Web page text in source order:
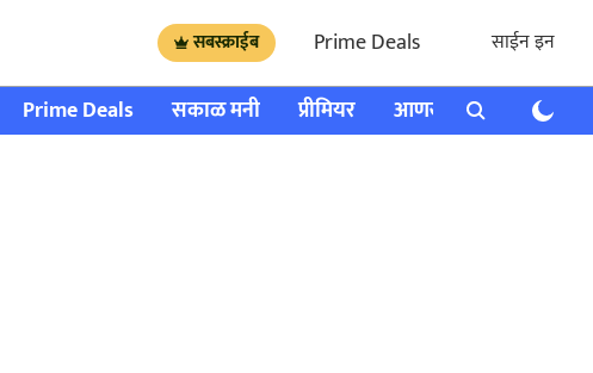
सबस्क्राईब Prime Deals साईन इन
Prime Deals सकाळ मनी प्रीमियर आणखी राशी भविष्य